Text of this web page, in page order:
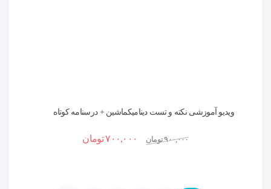
ویدیو آموزشی نکته و تست دینامیک‏ماشین + درسنامه کوتاه
۹۰۰,۰۰۰تومان ۷۰۰,۰۰۰تومان